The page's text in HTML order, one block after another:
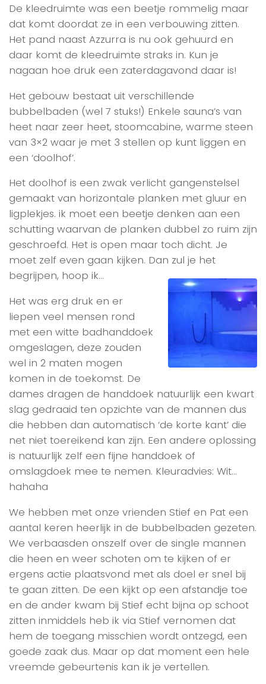
De kleedruimte was een beetje rommelig maar
dat komt doordat ze in een verbouwing zitten.
Het pand naast Azzurra is nu ook gehuurd en
daar komt de kleedruimte straks in. Kun je
nagaan hoe druk een zaterdagavond daar is!
Het gebouw bestaat uit verschillende
bubbelbaden (wel 7 stuks!) Enkele sauna’s van
heet naar zeer heet, stoomcabine, warme steen
van 3×2 waar je met 3 stellen op kunt liggen en
een ‘doolhof’.
Het doolhof is een zwak verlicht gangenstelsel
gemaakt van horizontale planken met gluur en
ligplekjes. ik moet een beetje denken aan een
schutting waarvan de planken dubbel zo ruim zijn
geschroefd. Het is open maar toch dicht. Je
moet zelf even gaan kijken. Dan zul je het
begrijpen, hoop ik…
Het was erg druk en er
liepen veel mensen rond
met een witte badhanddoek
omgeslagen, deze zouden
wel in 2 maten mogen
komen in de toekomst. De
dames dragen de handdoek natuurlijk een kwart
slag gedraaid ten opzichte van de mannen dus
die hebben dan automatisch ‘de korte kant’ die
net niet toereikend kan zijn. Een andere oplossing
is natuurlijk zelf een fijne handdoek of
omslagdoek mee te nemen. Kleuradvies: Wit…
hahaha
We hebben met onze vrienden Stief en Pat een
aantal keren heerlijk in de bubbelbaden gezeten.
We verbaasden onszelf over de single mannen
die heen en weer schoten om te kijken of er
ergens actie plaatsvond met als doel er snel bij
te gaan zitten. De een kijkt op een afstandje toe
en de ander kwam bij Stief echt bijna op schoot
zitten inmiddels heb ik via Stief vernomen dat
hem de toegang misschien wordt ontzegd, een
goede zaak dus. Maar op dat moment een hele
vreemde gebeurtenis kan ik je vertellen.